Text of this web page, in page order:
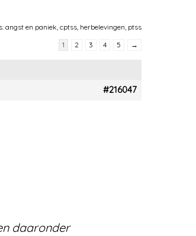
angst en paniek, cptss, herbelevingen, ptss
1 2 3 4 5 →
#216047
daaronder